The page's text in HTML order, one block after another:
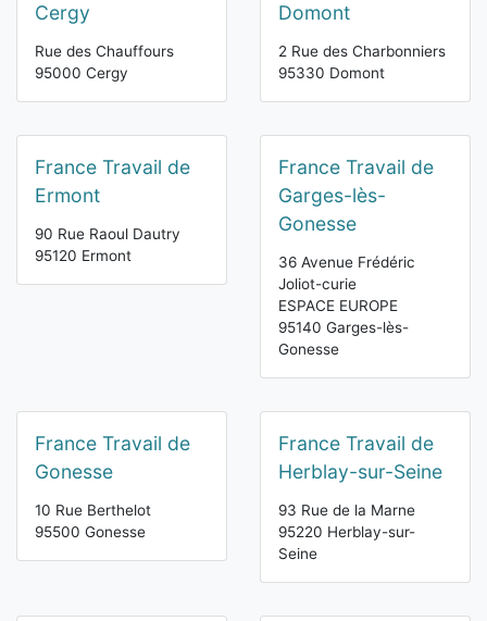
Cergy
Rue des Chauffours
95000 Cergy
Domont
2 Rue des Charbonniers
95330 Domont
France Travail de
Ermont
90 Rue Raoul Dautry
95120 Ermont
France Travail de
Garges-lès-
Gonesse
36 Avenue Frédéric
Joliot-curie
ESPACE EUROPE
95140 Garges-lès-
Gonesse
France Travail de
Gonesse
10 Rue Berthelot
95500 Gonesse
France Travail de
Herblay-sur-Seine
93 Rue de la Marne
95220 Herblay-sur-
Seine